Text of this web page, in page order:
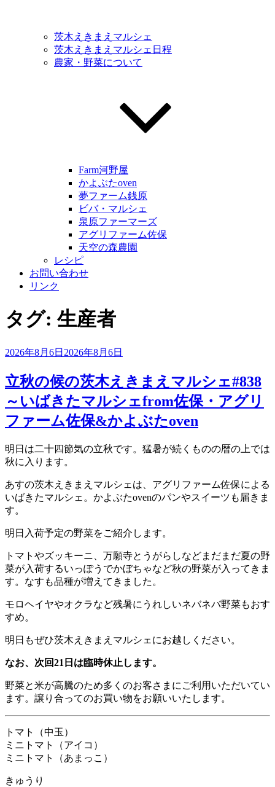
茨木えきまえマルシェ
茨木えきまえマルシェ日程
農家・野菜について
Farm河野屋
かよぶたoven
夢ファーム銭原
ビバ・マルシェ
泉原ファーマーズ
アグリファーム佐保
天空の森農園
レシピ
お問い合わせ
リンク
タグ:生産者
投
日:
2026年8月6日 2026年8月6日
立秋の候の茨木えきまえマルシェ#838
～いばきたマルシェfrom佐保・アグリ
ファーム佐保&かよぶたoven
明日は二十四節気の立秋です。猛暑が続くものの暦の上では
秋に入ります。
あすの茨木えきまえマルシェは、アグリファーム佐保による
いばきたマルシェ。かよぶたovenのパンやスイーツも届きま
す。
明日入荷予定の野菜をご紹介します。
トマトやズッキーニ、万願寺とうがらしなどまだまだ夏の野
菜が入荷するいっぽうでかぼちゃなど秋の野菜が入ってきま
す。なすも品種が増えてきました。
モロヘイヤやオクラなど残暑にうれしいネバネバ野菜もおす
すめ。
明日もぜひ茨木えきまえマルシェにお越しください。
なお、次回21日は臨時休止します。
野菜と米が高騰のため多くのお客さまにご利用いただいてい
ます。譲り合ってのお買い物をお願いいたします。
トマト（中玉）
ミニトマト（アイコ）
ミニトマト（あまっこ）
きゅうり